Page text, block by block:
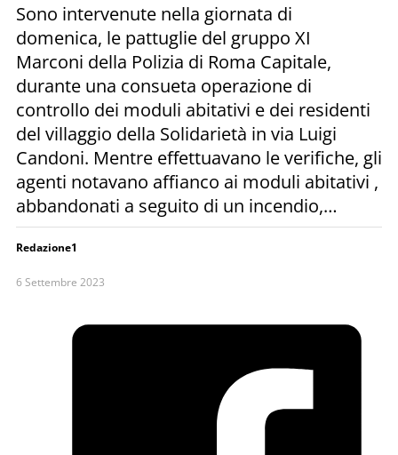
Sono intervenute nella giornata di
domenica, le pattuglie del gruppo XI
Marconi della Polizia di Roma Capitale,
durante una consueta operazione di
controllo dei moduli abitativi e dei residenti
del villaggio della Solidarietà in via Luigi
Candoni. Mentre effettuavano le verifiche, gli
agenti notavano affianco ai moduli abitativi ,
abbandonati a seguito di un incendio,…
Redazione1
6 Settembre 2023